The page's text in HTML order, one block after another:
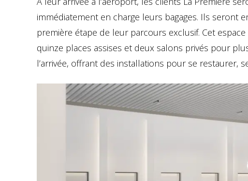
immédiatement en charge leurs bagages. Ils seront
première étape de leur parcours exclusif. Cet espace
quinze places assises et deux salons privés pour
l’arrivée, offrant des installations pour se restaurer,